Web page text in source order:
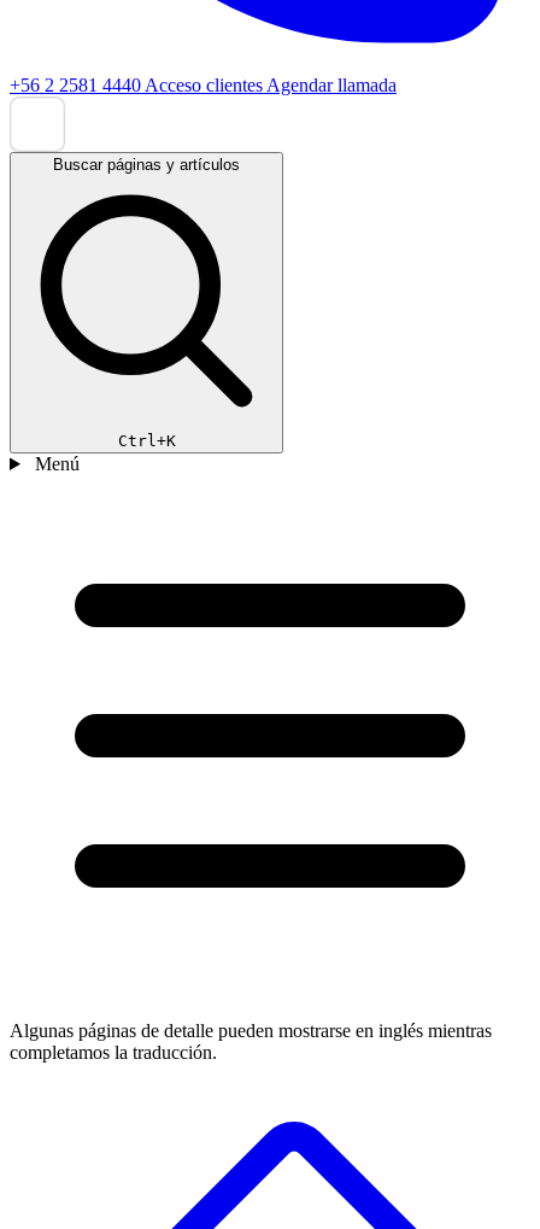
+56 2 2581 4440 Acceso clientes Agendar llamada
Buscar páginas y artículos
Ctrl+K
Menú
Algunas páginas de detalle pueden mostrarse en inglés mientras
completamos la traducción.